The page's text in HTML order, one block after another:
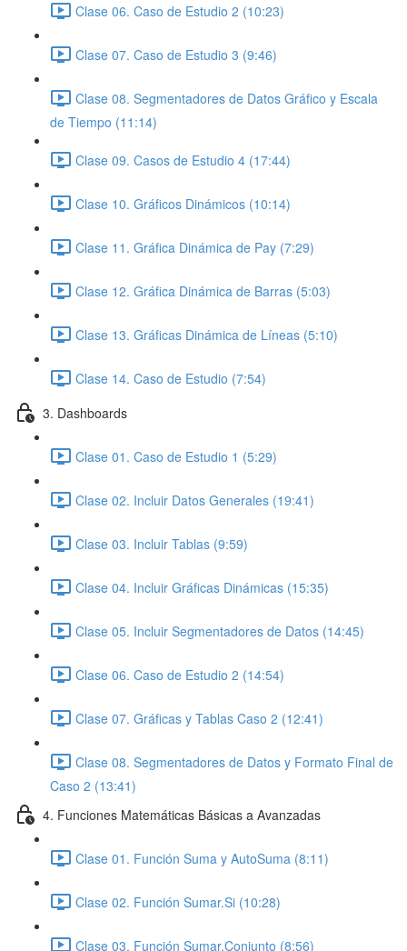
Clase 06. Caso de Estudio 2 (10:23)
Clase 07. Caso de Estudio 3 (9:46)
Clase 08. Segmentadores de Datos Gráfico y Escala
de Tiempo (11:14)
Clase 09. Casos de Estudio 4 (17:44)
Clase 10. Gráficos Dinámicos (10:14)
Clase 11. Gráfica Dinámica de Pay (7:29)
Clase 12. Gráfica Dinámica de Barras (5:03)
Clase 13. Gráficas Dinámica de Líneas (5:10)
Clase 14. Caso de Estudio (7:54)
3. Dashboards
Clase 01. Caso de Estudio 1 (5:29)
Clase 02. Incluir Datos Generales (19:41)
Clase 03. Incluir Tablas (9:59)
Clase 04. Incluir Gráficas Dinámicas (15:35)
Clase 05. Incluir Segmentadores de Datos (14:45)
Clase 06. Caso de Estudio 2 (14:54)
Clase 07. Gráficas y Tablas Caso 2 (12:41)
Clase 08. Segmentadores de Datos y Formato Final de
Caso 2 (13:41)
4. Funciones Matemáticas Básicas a Avanzadas
Clase 01. Función Suma y AutoSuma (8:11)
Clase 02. Función Sumar.Si (10:28)
Clase 03. Función Sumar.Conjunto (8:56)